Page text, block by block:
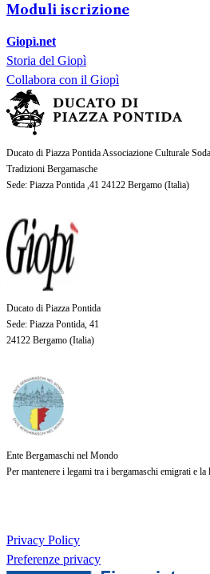
Moduli iscrizione
Giopì.net
Storia del Giopì
Collabora con il Giopì
Ducato di Piazza Pontida Associazione Culturale
Tradizioni Bergamasche
Sede: Piazza Pontida ,41 24122 Bergamo (Italia)
Ducato di Piazza Pontida
Sede: Piazza Pontida, 41
24122 Bergamo (Italia)
Ente Bergamaschi nel Mondo
Per mantenere i legami tra i bergamaschi emigrati e la
Privacy Policy
Preferenze privacy